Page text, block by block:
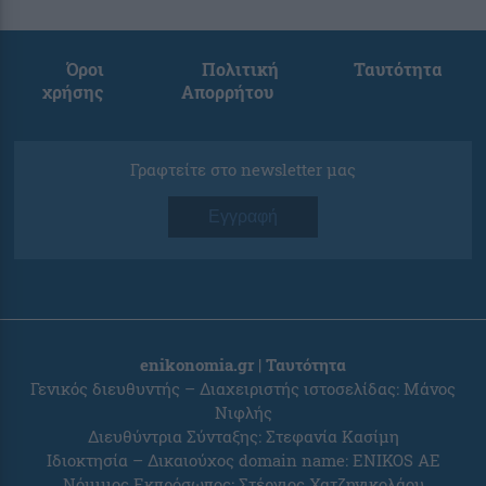
Όροι
χρήσης
Πολιτική
Απορρήτου
Ταυτότητα
Γραφτείτε στο newsletter μας
Εγγραφή
enikonomia.gr | Ταυτότητα
Γενικός διευθυντής – Διαχειριστής ιστοσελίδας: Μάνος
Νιφλής
Διευθύντρια Σύνταξης: Στεφανία Κασίμη
Ιδιοκτησία – Δικαιούχος domain name: ENIKOS AE